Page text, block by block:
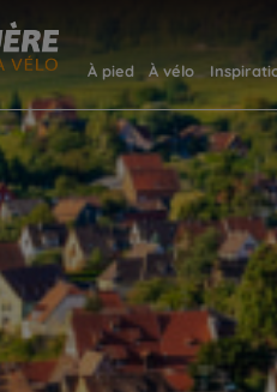
À pied À vélo